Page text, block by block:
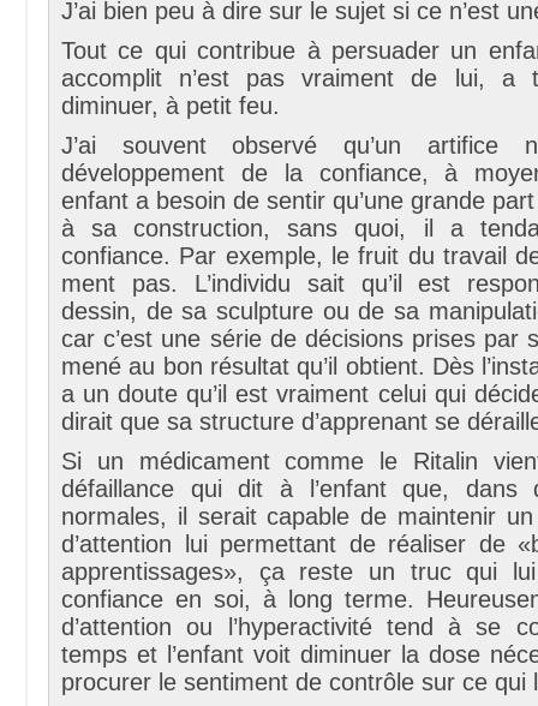
J’ai bien peu à dire sur le sujet si ce n’est
Tout ce qui contribue à persuader un
accomplit n’est pas vraiment de lui, a
diminuer, à petit feu.
J’ai souvent observé qu’un artifice
développement de la confiance, à
enfant a besoin de sentir qu’une grande
à sa construction, sans quoi, il a
confiance. Par exemple, le fruit du travail
ment pas. L’individu sait qu’il est
dessin, de sa sculpture ou de sa
car c’est une série de décisions prises par
mené au bon résultat qu’il obtient. Dès
a un doute qu’il est vraiment celui qui
dirait que sa structure d’apprenant se
Si un médicament comme le Ritalin
défaillance qui dit à l’enfant que, dans
normales, il serait capable de maintenir
d’attention lui permettant de réaliser de
apprentissages», ça reste un truc qui
confiance en soi, à long terme.
d’attention ou l’hyperactivité tend à se
temps et l’enfant voit diminuer la dose
procurer le sentiment de contrôle sur ce qui